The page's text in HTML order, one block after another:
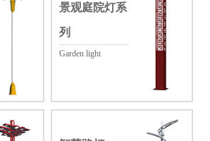
景观庭院灯系
列
Garden light